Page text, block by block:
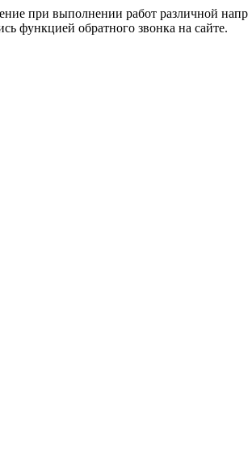
выполнении работ различной
функцией обратного звонка на сайте.